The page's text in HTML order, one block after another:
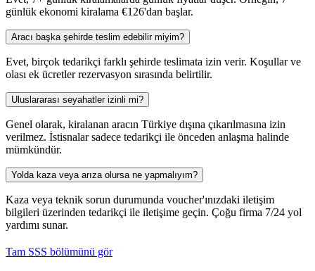
günlük ekonomi kiralama €126'dan başlar.
Aracı başka şehirde teslim edebilir miyim?
Evet, birçok tedarikçi farklı şehirde teslimata izin verir. Koşullar ve
olası ek ücretler rezervasyon sırasında belirtilir.
Uluslararası seyahatler izinli mi?
Genel olarak, kiralanan aracın Türkiye dışına çıkarılmasına izin
verilmez. İstisnalar sadece tedarikçi ile önceden anlaşma halinde
mümkündür.
Yolda kaza veya arıza olursa ne yapmalıyım?
Kaza veya teknik sorun durumunda voucher'ınızdaki iletişim
bilgileri üzerinden tedarikçi ile iletişime geçin. Çoğu firma 7/24 yol
yardımı sunar.
Tam SSS bölümünü gör